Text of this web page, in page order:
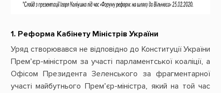
1. Реформа Кабінету Міністрів України
Уряд створювався не відповідно до Конституції України
Прем’єр-міністром за участі парламентської коаліції, а
Офісом Президента Зеленського за фрагментарної
участі майбутнього Прем’єр-міністра, який на той час